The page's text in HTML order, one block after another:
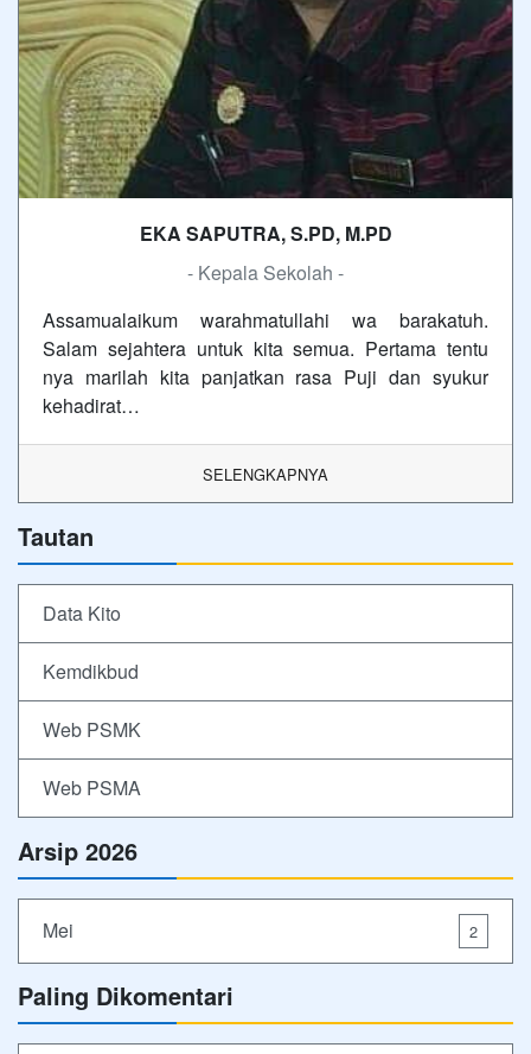
EKA SAPUTRA, S.PD, M.PD
- Kepala Sekolah -
Assamualaikum warahmatullahi wa barakatuh.
Salam sejahtera untuk kita semua. Pertama tentu
nya marilah kita panjatkan rasa Puji dan syukur
kehadirat…
SELENGKAPNYA
Tautan
Data Kito
Kemdikbud
Web PSMK
Web PSMA
Arsip 2026
Mei 2
Paling Dikomentari